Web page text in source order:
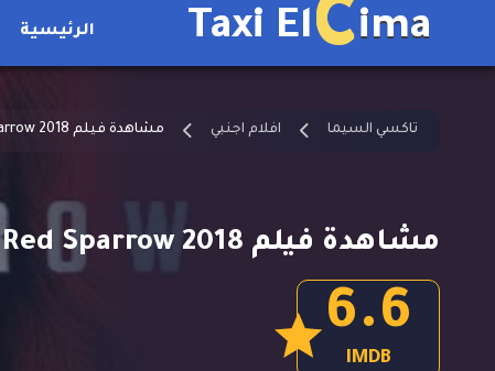
Taxi ElCima الرئيسية
تاكسي السيما افلام اجنبي مشاهدة فيلم Red Sparrow 2018 مترجم
مشاهدة فيلم Red Sparrow 2018 مترجم
IMDB
6.6